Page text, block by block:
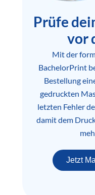
Prüfe
vor
Mit der
BachelorPrint
Bestellung
gedruckten
letzten Fehler
damit dem
Jetzt